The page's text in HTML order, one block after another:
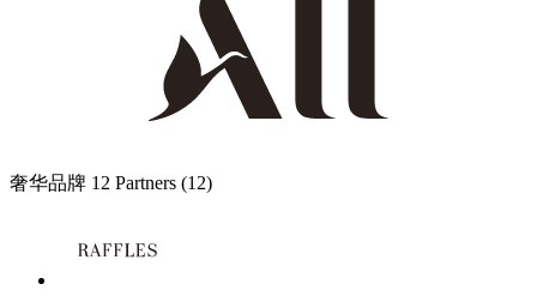
奢华品牌 12 Partners (12)